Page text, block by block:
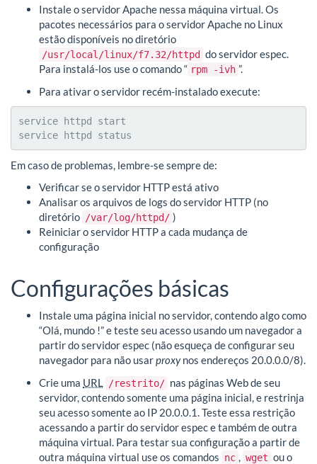
Instale o servidor Apache nessa máquina virtual. Os
pacotes necessários para o servidor Apache no Linux
estão disponíveis no diretório
/usr/local/linux/f7.32/httpd do servidor espec.
Para instalá-los use o comando “ rpm -ivh ”.
Para ativar o servidor recém-instalado execute:
service httpd start
service httpd status
Em caso de problemas, lembre-se sempre de:
Verificar se o servidor HTTP está ativo
Analisar os arquivos de logs do servidor HTTP (no
diretório /var/log/httpd/ )
Reiniciar o servidor HTTP a cada mudança de
configuração
Configurações básicas
Instale uma página inicial no servidor, contendo algo como
“Olá, mundo !” e teste seu acesso usando um navegador a
partir do servidor espec (não esqueça de configurar seu
navegador para não usarproxynos endereços 20.0.0.0/8).
Crie uma URL /restrito/ nas páginas Web de seu
servidor, contendo somente uma página inicial, e restrinja
seu acesso somente ao IP 20.0.0.1. Teste essa restrição
acessando a partir do servidor espec e também de outra
máquina virtual. Para testar sua configuração a partir de
outra máquina virtual use os comandos nc , wget ou o